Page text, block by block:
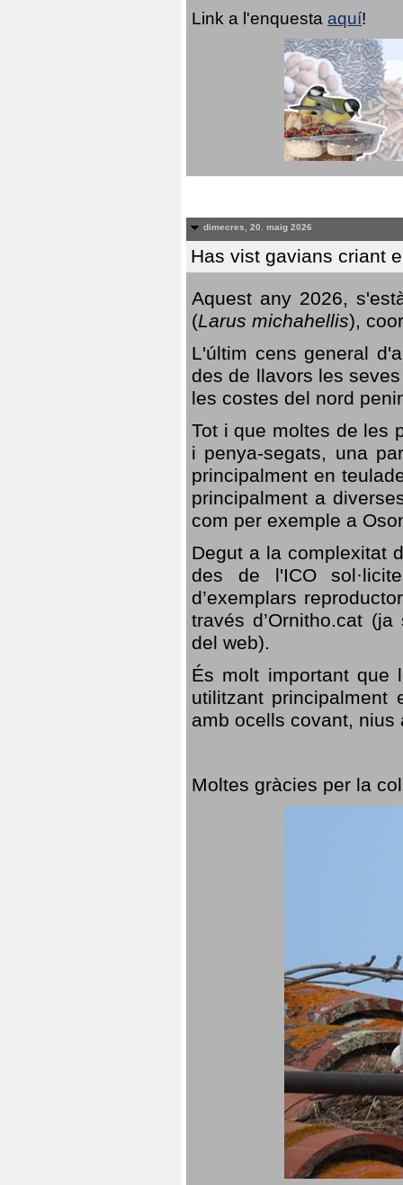
Link a l'enquesta aquí!
dimecres, 20. maig 2026
Has vist gavians criant
Aquest any 2026,
(Larus michahellis),
L'últim cens general
des de llavors les
les costes del nord
Tot i que moltes de les
i penya-segats, una
principalment en
principalment a
com per exemple a
Degut a la complexitat
des de l'ICO
d’exemplars
través d’Ornitho.cat
del web).
És molt important que
utilitzant
amb ocells covant,
Moltes gràcies per la